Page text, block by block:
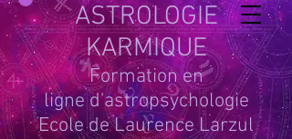
ASTROLOGIE
KARMIQUE
Formation en
ligne d'astropsychologie
Ecole de Laurence Larzul